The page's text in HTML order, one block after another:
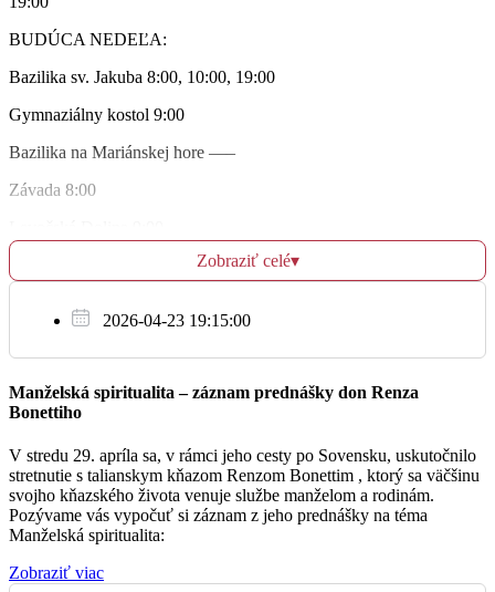
06:00
Za ZBP rodiny Štefana a Bibiany
18:00
† Ján, Irena, Ján, Vierka
06:00
† Jozef Polovka
18:00
Pi
17.2.
06:00
Za ZBP pre rodinu Polovkovú
BUDÚCA NEDEĽA:
Bazilika sv. Jakuba 8:00, 10:00, 19:00
Gymnaziálny kostol 9:00
Bazilika na Mariánskej hore —–
Závada 8:00
preskúšanie
Potrebné
informácie nájdete na našej webovej stránke farnosti. Je
sebou vziať aj preukaz birmovanca.
Od pondelka 13. februára začína národný týždeň manželstva.
V rámci tohto
týždňa pozývame manželov našej farnosti na duchovnú
obnovu do Baziliky
• Pondelok o 18:00 sv. omša a Eucharistická adorácia za
Zobraziť celé▾
2026-04-23 19:15:00
Manželská spiritualita – záznam prednášky don Renza
Bonettiho
V stredu 29. apríla sa, v rámci jeho cesty po Sovensku, uskutočnilo
stretnutie s talianskym kňazom Renzom Bonettim , ktorý sa väčšinu
svojho kňazského života venuje službe manželom a rodinám.
Pozývame vás vypočuť si záznam z jeho prednášky na téma
Manželská spiritualita:
Zobraziť viac